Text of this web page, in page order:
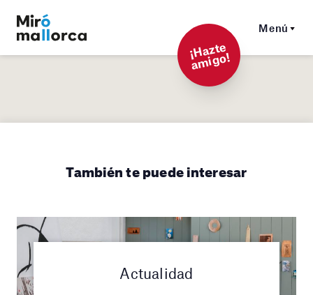
Menú
¡
Hazt
e
a
mi
g
o!
También te puede interesar
Actualidad